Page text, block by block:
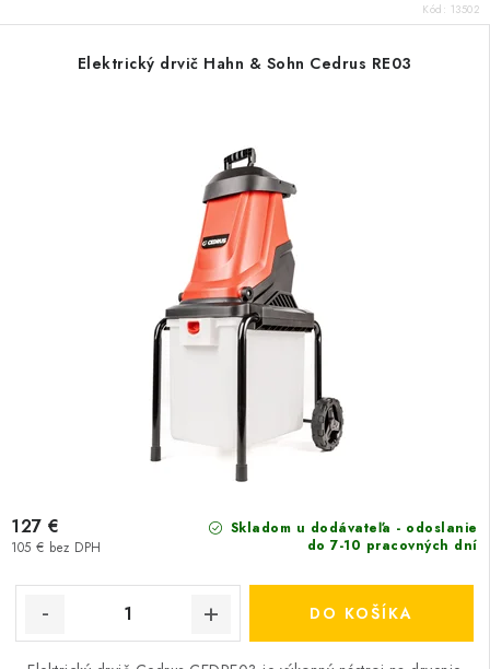
Kód: 13502
Elektrický drvič Hahn & Sohn Cedrus RE03
Skladom u dodávateľa - odoslanie
do 7-10 pracovných dní
105 € bez DPH
127 €
DO KOŠÍKA